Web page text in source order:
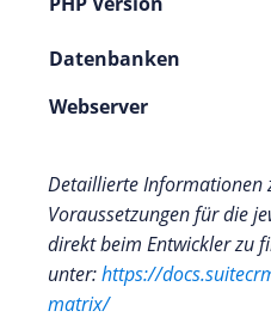
Datenbanken
Webserver
Detaillierte Informationen
Voraussetzungen für die
direkt beim Entwickler zu
unter:https://
matrix/